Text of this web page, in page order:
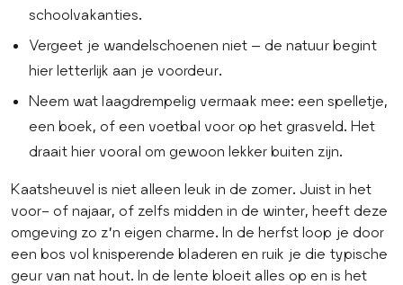
schoolvakanties.
Vergeet je wandelschoenen niet – de natuur begint
hier letterlijk aan je voordeur.
Neem wat laagdrempelig vermaak mee: een spelletje,
een boek, of een voetbal voor op het grasveld. Het
draait hier vooral om gewoon lekker buiten zijn.
Kaatsheuvel is niet alleen leuk in de zomer. Juist in het
voor- of najaar, of zelfs midden in de winter, heeft deze
omgeving zo z’n eigen charme. In de herfst loop je door
een bos vol knisperende bladeren en ruik je die typische
geur van nat hout. In de lente bloeit alles op en is het